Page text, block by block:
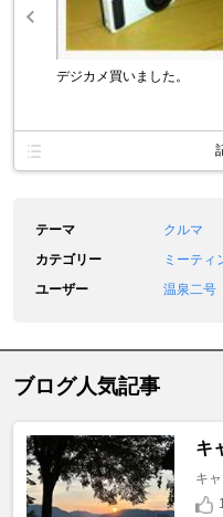
デジカメ買いました。
テーマ
クルマ
カテゴリー
ミーティ
ユーザー
温泉二号
ブログ人気記事
キ
キ